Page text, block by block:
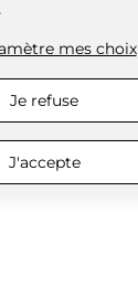
mes choix
Je refuse
J'accepte